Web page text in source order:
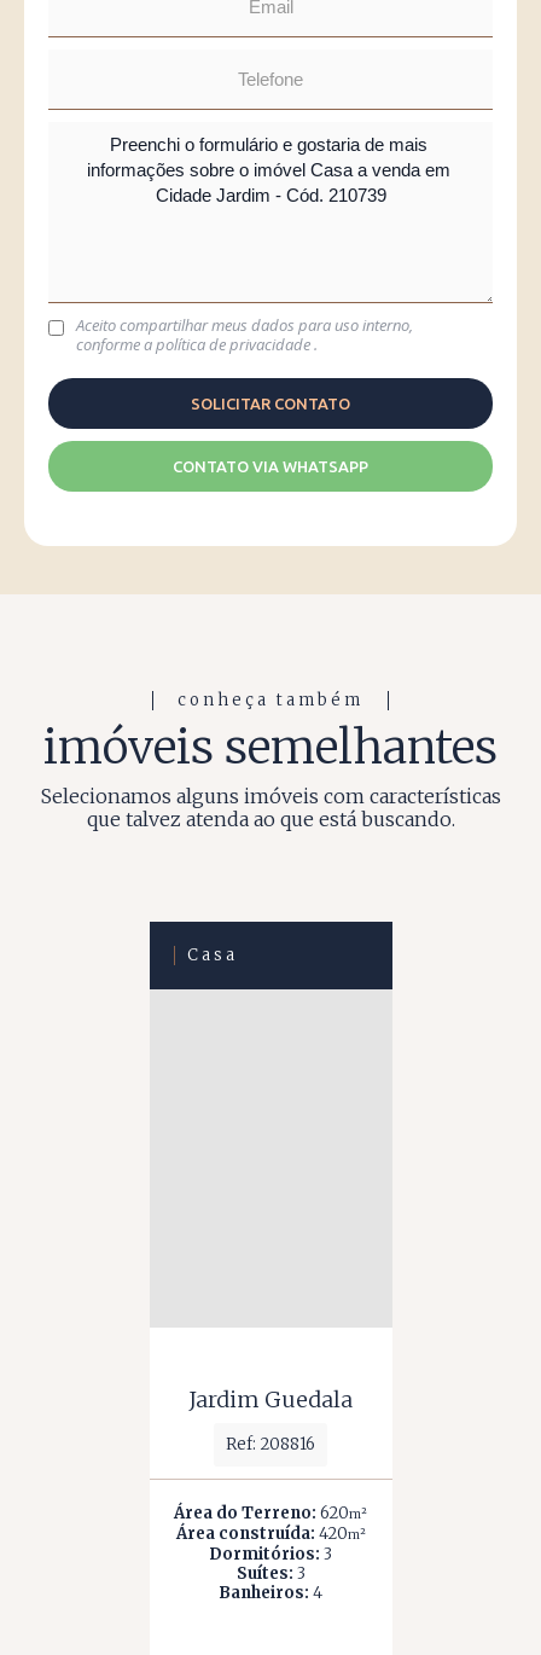
Aceito compartilhar meus dados para uso interno,
conforme apolítica de privacidade.
CONTATO VIA WHATSAPP
conheça também
imóveis semelhantes
Selecionamos alguns imóveis com características
que talvez atenda ao que está buscando.
Casa
Jardim Guedala
Ref: 208816
Área do Terreno: 620m²
Área construída: 420m²
Dormitórios: 3
Suítes: 3
Banheiros: 4